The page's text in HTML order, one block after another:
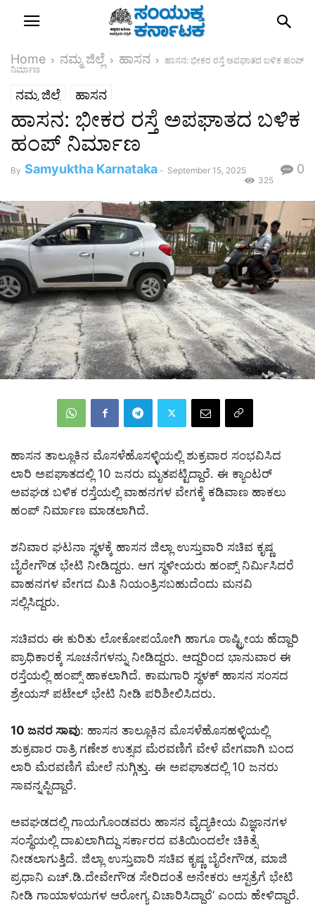
Home ನಮ್ಮ ಜಿಲ್ಲೆ ಹಾಸನ
ಹಾಸನ: ಭೀಕರ ರಸ್ತೆ ಅಪಘಾತದ ಬಳಿಕ ಹಂಪ್
ನಿರ್ಮಾಣ
ನಮ್ಮ ಜಿಲ್ಲೆ ಹಾಸನ
ಹಾಸನ: ಭೀಕರ ರಸ್ತೆ ಅಪಘಾತದ ಬಳಿಕ
ಹಂಪ್ ನಿರ್ಮಾಣ
By Samyuktha Karnataka - September 15, 2025 0
325
ಹಾಸನ ತಾಲ್ಲೂಕಿನ ಮೊಸಳೆಹೊಸಳ್ಳಿಯಲ್ಲಿ ಶುಕ್ರವಾರ ಸಂಭವಿಸಿದ
ಲಾರಿ ಅಪಘಾತದಲ್ಲಿ 10 ಜನರು ಮೃತಪಟ್ಟಿದ್ದಾರೆ. ಈ ಕ್ಯಾಂಟರ್
ಅವಘಡ ಬಳಿಕ ರಸ್ತೆಯಲ್ಲಿ ವಾಹನಗಳ ವೇಗಕ್ಕೆ ಕಡಿವಾಣ ಹಾಕಲು
ಹಂಪ್ ನಿರ್ಮಾಣ ಮಾಡಲಾಗಿದೆ.
ಶನಿವಾರ ಘಟನಾ ಸ್ಥಳಕ್ಕೆ ಹಾಸನ ಜಿಲ್ಲಾ ಉಸ್ತುವಾರಿ ಸಚಿವ ಕೃಷ್ಣ
ಬೈರೇಗೌಡ ಭೇಟಿ ನೀಡಿದ್ದರು. ಆಗ ಸ್ಥಳೀಯರು ಹಂಪ್ಸ್ ನಿರ್ಮಿಸಿದರೆ
ವಾಹನಗಳ ವೇಗದ ಮಿತಿ‌ ನಿಯಂತ್ರಿಸಬಹುದೆಂದು ಮನವಿ
ಸಲ್ಲಿಸಿದ್ದರು.
ಸಚಿವರು ಈ ಕುರಿತು ಲೋಕೋಪಯೋಗಿ ಹಾಗೂ ರಾಷ್ಟ್ರೀಯ ಹೆದ್ದಾರಿ
ಪ್ರಾಧಿಕಾರಕ್ಕೆ ಸೂಚನೆಗಳನ್ನು ನೀಡಿದ್ದರು. ಆದ್ದರಿಂದ ಭಾನುವಾರ ಈ
ರಸ್ತೆಯಲ್ಲಿ ಹಂಪ್ಸ್ ಹಾಕಲಾಗಿದೆ. ಕಾಮಗಾರಿ ಸ್ಥಳಕ್ ಹಾಸನ ಸಂಸದ
ಶ್ರೇಯಸ್ ಪಟೇಲ್ ಭೇಟಿ ನೀಡಿ ಪರಿಶೀಲಿಸಿದರು.
10 ಜನರ ಸಾವು: ಹಾಸನ ತಾಲ್ಲೂಕಿನ ಮೊಸಳೆಹೊಸಹಳ್ಳಿಯಲ್ಲಿ
ಶುಕ್ರವಾರ ರಾತ್ರಿ ಗಣೇಶ ಉತ್ಸವ ಮೆರವಣಿಗೆ ವೇಳೆ ವೇಗವಾಗಿ ಬಂದ
ಲಾರಿ ಮೆರವಣಿಗೆ ಮೇಲೆ ನುಗ್ಗಿತ್ತು. ಈ ಅಪಘಾತದಲ್ಲಿ 10 ಜನರು
ಸಾವನ್ನಪ್ಪಿದ್ದಾರೆ.
ಅವಘಡದಲ್ಲಿ ಗಾಯಗೊಂಡವರು ಹಾಸನ ವೈದ್ಯಕೀಯ ವಿಜ್ಞಾನಗಳ
ಸಂಸ್ಥೆಯಲ್ಲಿ ದಾಖಲಾಗಿದ್ದು ಸರ್ಕಾರದ ವತಿಯಿಂದಲೇ ಚಿಕಿತ್ಸೆ
ನೀಡಲಾಗುತ್ತಿದೆ. ಜಿಲ್ಲಾ ಉಸ್ತುವಾರಿ ಸಚಿವ ಕೃಷ್ಣ ಬೈರೇಗೌಡ, ಮಾಜಿ
ಪ್ರಧಾನಿ ಎಚ್.ಡಿ.ದೇವೇಗೌಡ ಸೇರಿದಂತೆ ಅನೇಕರು ಆಸ್ಪತ್ರೆಗೆ ಭೇಟಿ
ನೀಡಿ ಗಾಯಾಳಯಗಳ ಆರೋಗ್ಯ ವಿಚಾರಿಸಿದ್ದಾರೆ’ ಎಂದು ಹೇಳಿದ್ದಾರೆ.